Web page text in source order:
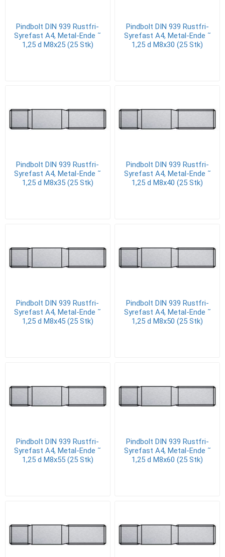
Pindbolt DIN 939 Rustfri-
Syrefast A4, Metal-Ende ˜
1,25 d M8x25 (25 Stk)
Pindbolt DIN 939 Rustfri-
Syrefast A4, Metal-Ende ˜
1,25 d M8x30 (25 Stk)
Pindbolt DIN 939 Rustfri-
Syrefast A4, Metal-Ende ˜
1,25 d M8x35 (25 Stk)
Pindbolt DIN 939 Rustfri-
Syrefast A4, Metal-Ende ˜
1,25 d M8x40 (25 Stk)
Pindbolt DIN 939 Rustfri-
Syrefast A4, Metal-Ende ˜
1,25 d M8x45 (25 Stk)
Pindbolt DIN 939 Rustfri-
Syrefast A4, Metal-Ende ˜
1,25 d M8x50 (25 Stk)
Pindbolt DIN 939 Rustfri-
Syrefast A4, Metal-Ende ˜
1,25 d M8x55 (25 Stk)
Pindbolt DIN 939 Rustfri-
Syrefast A4, Metal-Ende ˜
1,25 d M8x60 (25 Stk)